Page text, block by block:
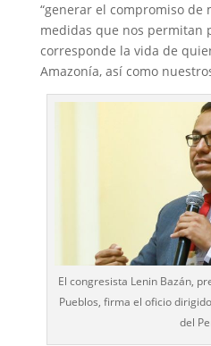
“generar el compromiso de
medidas que nos permitan
corresponde la vida de
Amazonía, así como
El congresista Lenin Bazán,
Pueblos, firma el oficio
del